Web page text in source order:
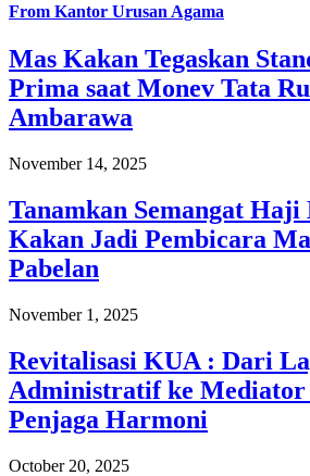
From Kantor Urusan Agama
Mas Kakan Tegaskan
Prima saat Monev Tata
Ambarawa
November 14, 2025
Tanamkan Semangat
Kakan Jadi Pembicara
Pabelan
November 1, 2025
Revitalisasi KUA : Dari
Administratif ke Mediator
Penjaga Harmoni
October 20, 2025